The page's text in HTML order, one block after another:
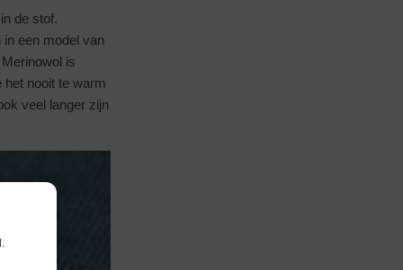
de stof.
een model van
is
nooit te warm
veel langer zijn